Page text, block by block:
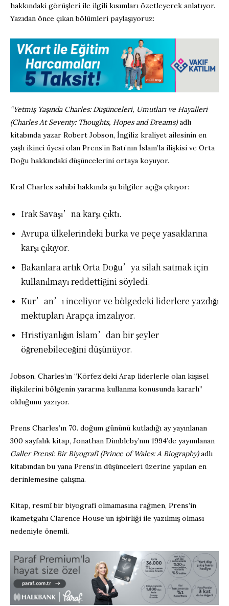
hakkındaki görüşleri ile ilgili kısımları özetleyerek anlatıyor.
Yazıdan önce çıkan bölümleri paylaşıyoruz:
“Yetmiş Yaşında Charles: Düşünceleri, Umutları ve Hayalleri
(Charles At Seventy: Thoughts, Hopes and Dreams)adlı
kitabında yazar Robert Jobson, İngiliz kraliyet ailesinin en
yaşlı ikinci üyesi olan Prens’in Batı’nın İslam’la ilişkisi ve Orta
Doğu hakkındaki düşüncelerini ortaya koyuyor.
Kral Charles sahibi hakkında şu bilgiler açığa çıkıyor:
Irak Savaşı’na karşı çıktı.
Avrupa ülkelerindeki burka ve peçe yasaklarına
karşı çıkıyor.
Bakanlara artık Orta Doğu’ya silah satmak için
kullanılmayı reddettiğini söyledi.
Kur’an’ı inceliyor ve bölgedeki liderlere yazdığı
mektupları Arapça imzalıyor.
Hristiyanlığın İslam’dan bir şeyler
öğrenebileceğini düşünüyor.
Jobson, Charles’ın “Körfez’deki Arap liderlerle olan kişisel
ilişkilerini bölgenin yararına kullanma konusunda kararlı”
olduğunu yazıyor.
Prens Charles’ın 70. doğum gününü kutladığı ay yayınlanan
300 sayfalık kitap, Jonathan Dimbleby’nın 1994’de yayımlanan
Galler Prensi: Bir Biyografi (Prince of Wales: A Biography)adlı
kitabından bu yana Prens’in düşünceleri üzerine yapılan en
derinlemesine çalışma.
Kitap, resmî bir biyografi olmamasına rağmen, Prens’in
ikametgahı Clarence House’un işbirliği ile yazılmış olması
nedeniyle önemli.